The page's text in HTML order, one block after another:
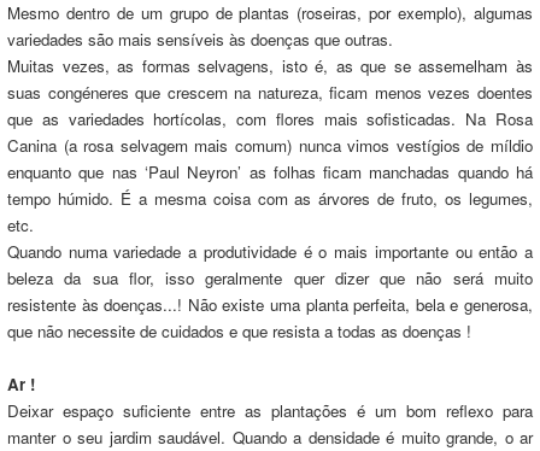
Mesmo dentro de um grupo de plantas (roseiras, por exemplo), algumas
variedades são mais sensíveis às doenças que outras.
Muitas vezes, as formas selvagens, isto é, as que se assemelham às
suas congéneres que crescem na natureza, ficam menos vezes doentes
que as variedades hortícolas, com flores mais sofisticadas. Na Rosa
Canina (a rosa selvagem mais comum) nunca vimos vestígios de míldio
enquanto que nas ‘Paul Neyron’ as folhas ficam manchadas quando há
tempo húmido. É a mesma coisa com as árvores de fruto, os legumes,
etc.
Quando numa variedade a produtividade é o mais importante ou então a
beleza da sua flor, isso geralmente quer dizer que não será muito
resistente às doenças...! Não existe uma planta perfeita, bela e generosa,
que não necessite de cuidados e que resista a todas as doenças !
Ar !
Deixar espaço suficiente entre as plantações é um bom reflexo para
manter o seu jardim saudável. Quando a densidade é muito grande, o ar